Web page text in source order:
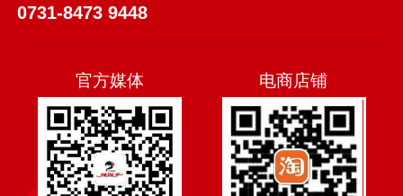
0731-8473 9448
官方媒体 电商店铺